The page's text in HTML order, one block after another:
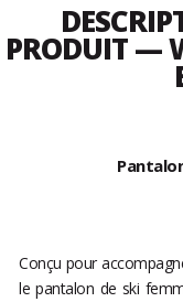
PRODUIT —
Conçu pour
le pantalon de ski